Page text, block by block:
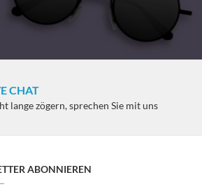
CHAT
lange zögern, sprechen Sie mit uns
ABONNIEREN